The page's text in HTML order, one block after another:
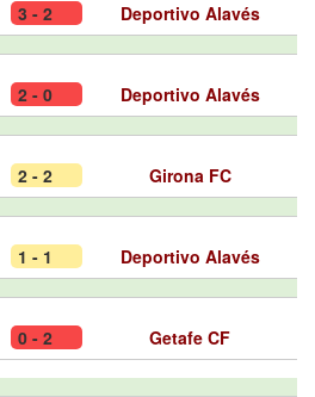
3 - 2 Deportivo Alavés
2 - 0 Deportivo Alavés
2 - 2 Girona FC
1 - 1 Deportivo Alavés
0 - 2 Getafe CF